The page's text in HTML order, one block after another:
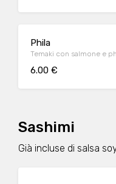
Phila
Temaki con salmone e
6.00 €
Sashimi
Già incluse di salsa